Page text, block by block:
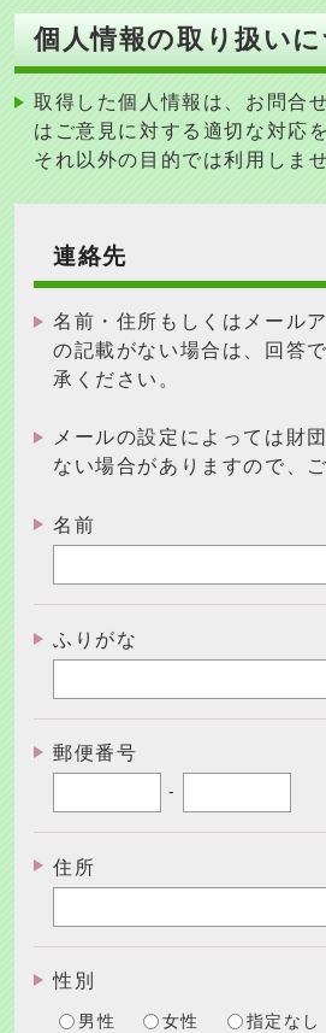
個人情報の取り扱い
取得した個人情報は、お問合
はご意見に対する適切な対応
それ以外の目的では利用しま
連絡先
名前・住所もしくはメール
の記載がない場合は、回答
承ください。
メールの設定によっては財
ない場合がありますので、
名前
ふりがな
郵便番号
-
住所
性別
男性 女性 指定なし